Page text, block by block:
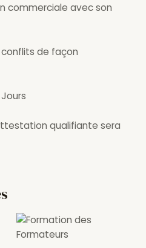
commerciale avec son
de façon
qualifiante sera